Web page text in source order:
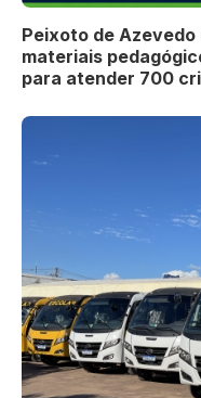
Peixoto de Azevedo
materiais
para atender 700